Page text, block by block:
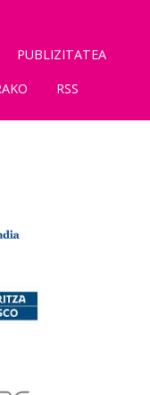
PUBLIZITATEA
RSS